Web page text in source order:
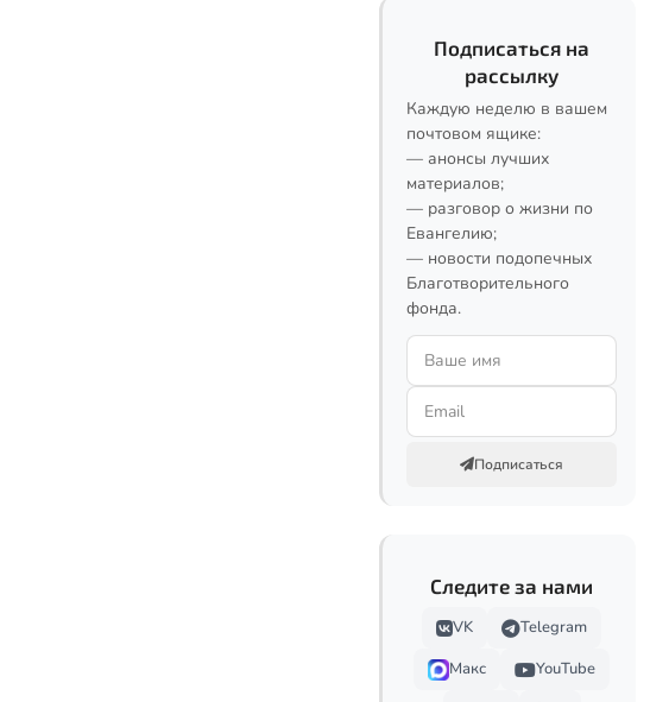
Подписаться на
рассылку
Каждую неделю в вашем
почтовом ящике:
— анонсы лучших
материалов;
— разговор о жизни по
Евангелию;
— новости подопечных
Благотворительного
фонда.
Подписаться
Следите за нами
VK
Telegram
Макс
YouTube